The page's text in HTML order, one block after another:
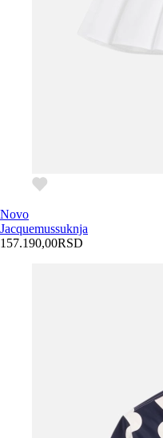
Novo
Jacquemussuknja
157.190,00RSD